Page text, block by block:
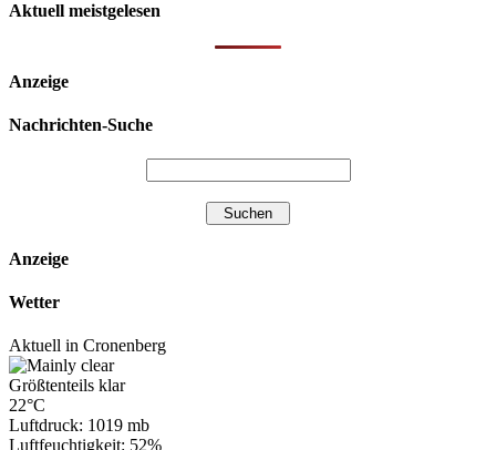
Aktuell meistgelesen
Anzeige
Nachrichten-Suche
Anzeige
Wetter
Aktuell in Cronenberg
Größtenteils klar
22°C
Luftdruck: 1019 mb
Luftfeuchtigkeit: 52%